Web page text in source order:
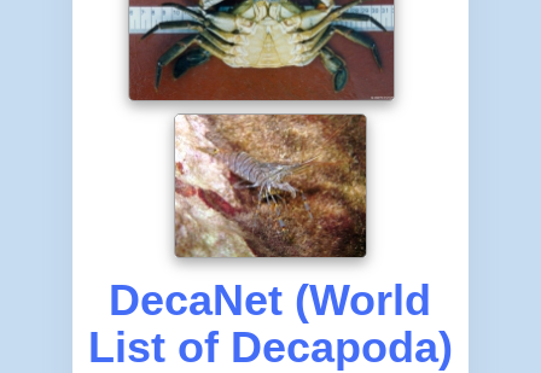
DecaNet (World
List of Decapoda)